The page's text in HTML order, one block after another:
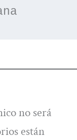
no será
están